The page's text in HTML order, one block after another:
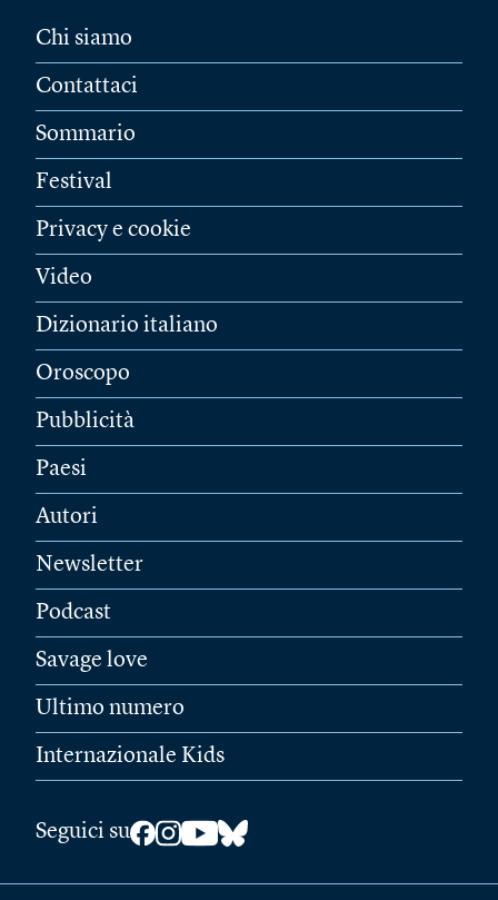
Chi siamo
Contattaci
Sommario
Festival
Privacy e cookie
Video
Dizionario italiano
Oroscopo
Pubblicità
Paesi
Autori
Newsletter
Podcast
Savage love
Ultimo numero
Internazionale Kids
Seguici su